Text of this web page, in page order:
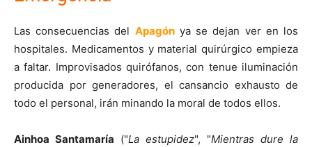
Las consecuencias del Apagónya se dejan ver en los
hospitales. Medicamentos y material quirúrgico empieza
a faltar. Improvisados quirófanos, con tenue iluminación
producida por generadores, el cansancio exhausto de
todo el personal, irán minando la moral de todos ellos.
Ainhoa Santamaría ("La estupidez", "Mientras dure la